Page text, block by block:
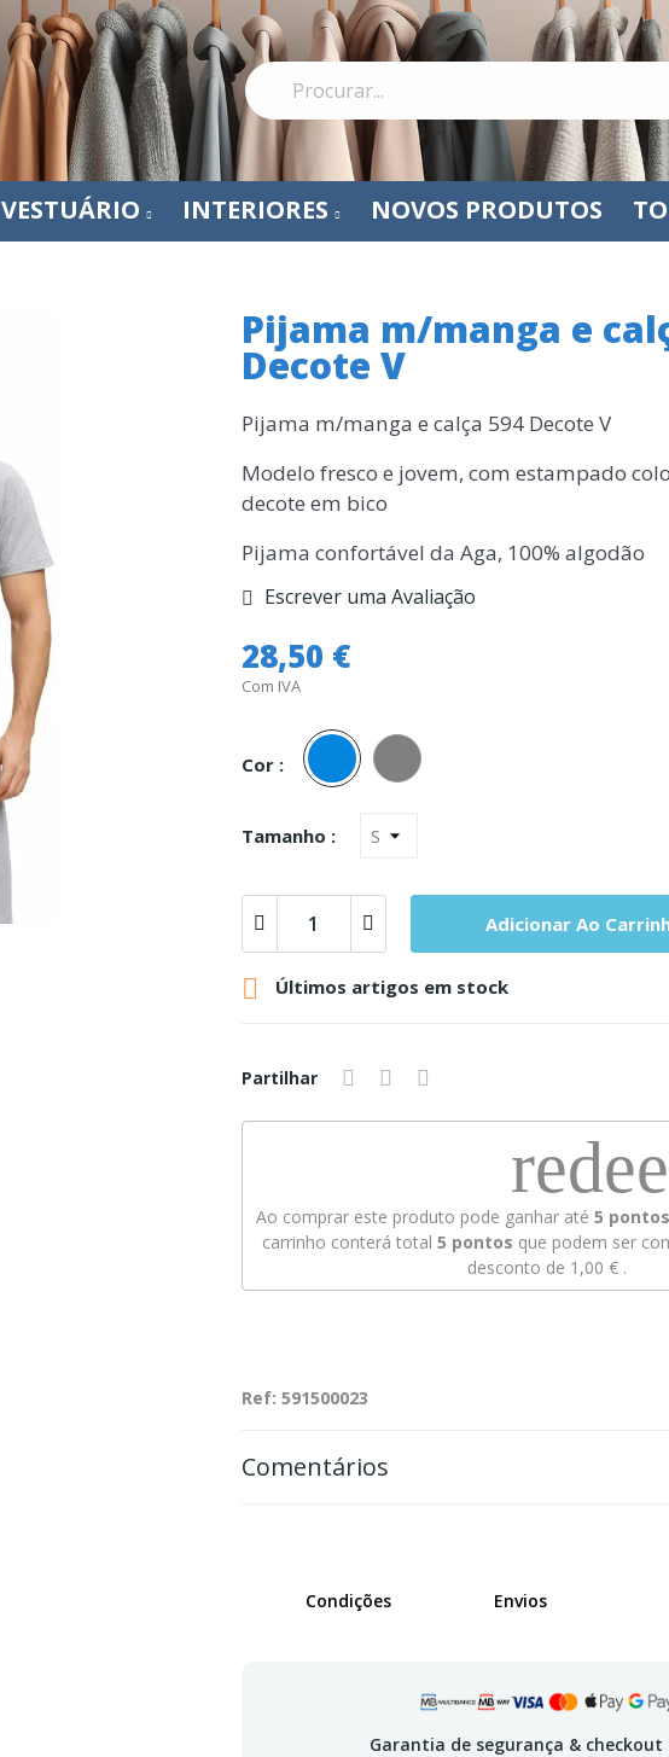
VESTUÁRIO INTERIORES NOVOS PRODUTOS
Pijama m/manga e
Decote V
Pijama m/manga e calça 594 Decote V
Modelo fresco e jovem, com estampado
decote em bico
Pijama confortável da Aga, 100% algodão
Escrever uma Avaliação
28,50 €
Com IVA
Cor :
Azul Cinza
Tamanho :
Adicionar Ao
 Últimos artigos em stock
Partilhar
Ao comprar este produto pode ganhar até 5
carrinho conterá total 5 pontos que podem ser
desconto de 1,00 € .
Ref: 591500023
Comentários
Condições Envios
Garantia de segurança & checkout